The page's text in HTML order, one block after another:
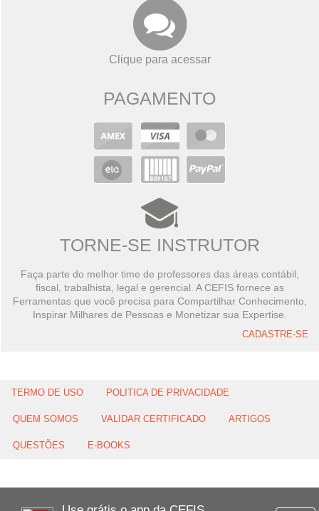
Clique para acessar
PAGAMENTO
TORNE-SE INSTRUTOR
Faça parte do melhor time de professores das áreas contábil,
fiscal, trabalhista, legal e gerencial. A CEFIS fornece as
Ferramentas que você precisa para Compartilhar Conhecimento,
Inspirar Milhares de Pessoas e Monetizar sua Expertise.
CADASTRE-SE
TERMO DE USO POLITICA DE PRIVACIDADE
QUEM SOMOS VALIDAR CERTIFICADO ARTIGOS
QUESTÕES E-BOOKS